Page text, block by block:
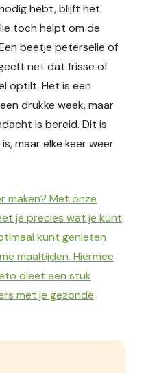
hebt, blijft het
toch helpt om de
beetje peterselie of
net dat frisse of
optilt. Het is een
drukke week, maar
is bereid. Dit is
maar elke keer weer
maken? Met onze
je precies wat je kunt
kunt genieten
maaltijden. Hiermee
dieet een stuk
met je gezonde